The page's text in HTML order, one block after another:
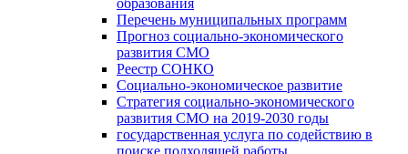
образования
Перечень муниципальных программ
Прогноз социально-экономического
развития СМО
Реестр СОНКО
Социально-экономическое развитие
Стратегия социально-экономического
развития СМО на 2019-2030 годы
государственная услуга по содействию в